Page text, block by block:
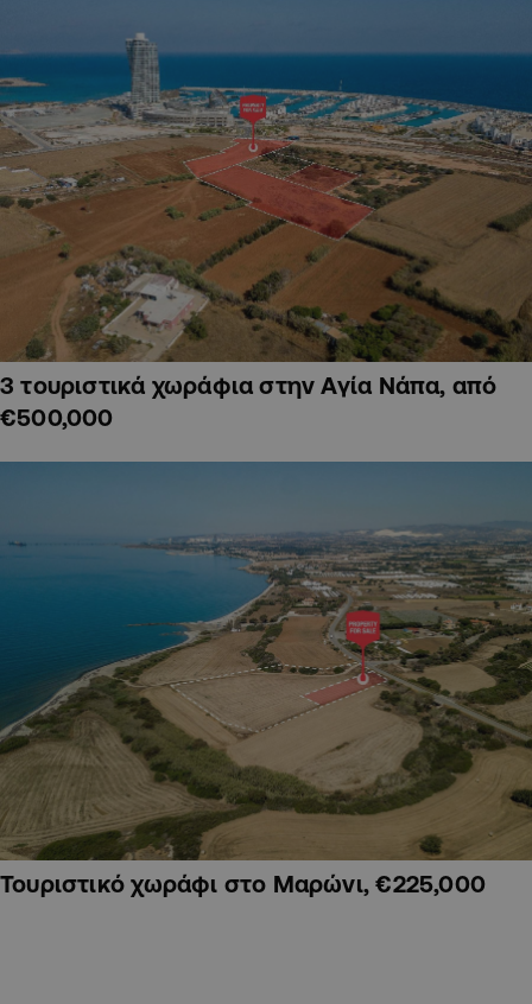
3 τουριστικά χωράφια στην Αγία Νάπα, από
€500,000
Τουριστικό χωράφι στο Μαρώνι, €225,000